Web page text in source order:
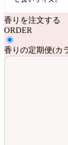
香りを注文する
ORDER
香りの定期便(カ